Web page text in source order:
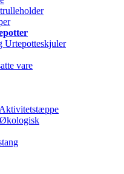
Urtepotteskjuler
vare